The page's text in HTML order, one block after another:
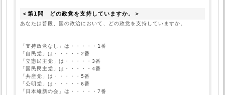
＜第1問　どの政党を支持していますか。＞
「支持政党なし」は・・・・・1番
「自民党」は・・・・・2番
「立憲民主党」は・・・・・3番
「国民民主党」は・・・・・4番
「共産党」は・・・・・5番
「公明党」は・・・・・6番
「日本維新の会」は・・・・・7番